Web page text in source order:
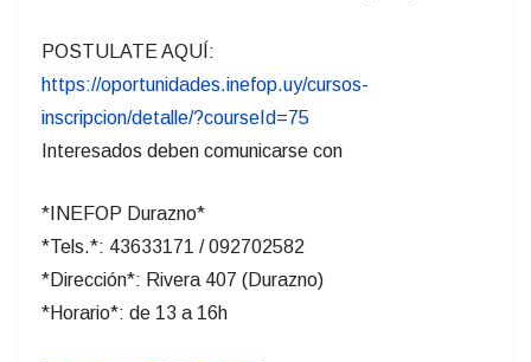
POSTULATE AQUÍ:
https://oportunidades.inefop.uy/cursos-
inscripcion/detalle/?courseId=75
Interesados deben comunicarse con
*INEFOP Durazno*
*Tels.*: 43633171 / 092702582
*Dirección*: Rivera 407 (Durazno)
*Horario*: de 13 a 16h